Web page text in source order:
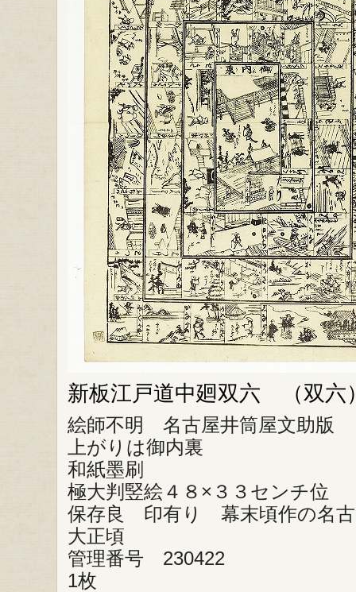
新板江戸道中廻双六 （双六
絵師不明 名古屋井筒屋文助版
上がりは御内裏
和紙墨刷
極大判竪絵４８×３３センチ位
保存良 印有り 幕末頃作の名古
大正頃
管理番号 230422
1枚